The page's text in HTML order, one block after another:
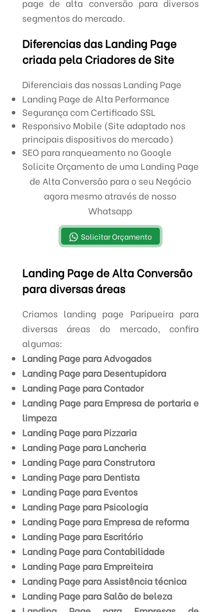
page de alta conversão para diversos
segmentos do mercado.
Diferencias das Landing Page
criada pela Criadores de Site
Diferenciais das nossas Landing Page
Landing Page de Alta Performance
Segurança com Certificado SSL
Responsivo Mobile (Site adaptado nos
principais dispositivos do mercado)
SEO para ranqueamento no Google
Solicite Orçamento de uma Landing Page
de Alta Conversão para o seu Negócio
agora mesmo através de nosso
Whatsapp
Solicitar Orçamento
Landing Page de Alta Conversão
para diversas áreas
Criamos landing page Paripueira para
diversas áreas do mercado, confira
algumas:
Landing Page para Advogados
Landing Page para Desentupidora
Landing Page para Contador
Landing Page para Empresa de portaria e
limpeza
Landing Page para Pizzaria
Landing Page para Lancheria
Landing Page para Construtora
Landing Page para Dentista
Landing Page para Eventos
Landing Page para Psicologia
Landing Page para Empresa de reforma
Landing Page para Escritório
Landing Page para Contabilidade
Landing Page para Empreiteira
Landing Page para Assistência técnica
Landing Page para Salão de beleza